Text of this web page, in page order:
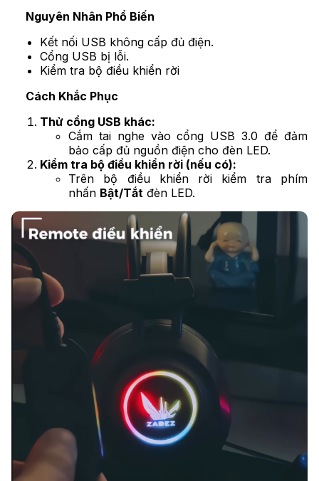
Nguyên Nhân Phổ Biến
Kết nối USB không cấp đủ điện.
Cổng USB bị lỗi.
Kiểm tra bộ điều khiển rời
Cách Khắc Phục
Thử cổng USB khác:
Cắm tai nghe vào cổng USB 3.0 để đảm
bảo cấp đủ nguồn điện cho đèn LED.
Kiểm tra bộ điều khiển rời (nếu có):
Trên bộ điều khiển rời kiểm tra phím
nhấn Bật/Tắt đèn LED.